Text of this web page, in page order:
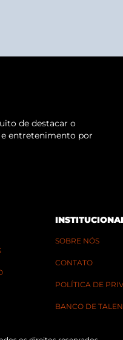
de destacar o
entretenimento por
SOBRE NÓS
CONTATO
POLÍTICA DE
BANCO DE